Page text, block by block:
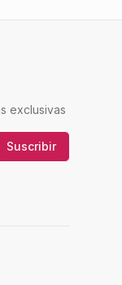
exclusivas
Suscribir